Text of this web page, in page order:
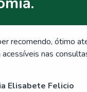
recomendo, ótimo
nas
Elisabete Felicio